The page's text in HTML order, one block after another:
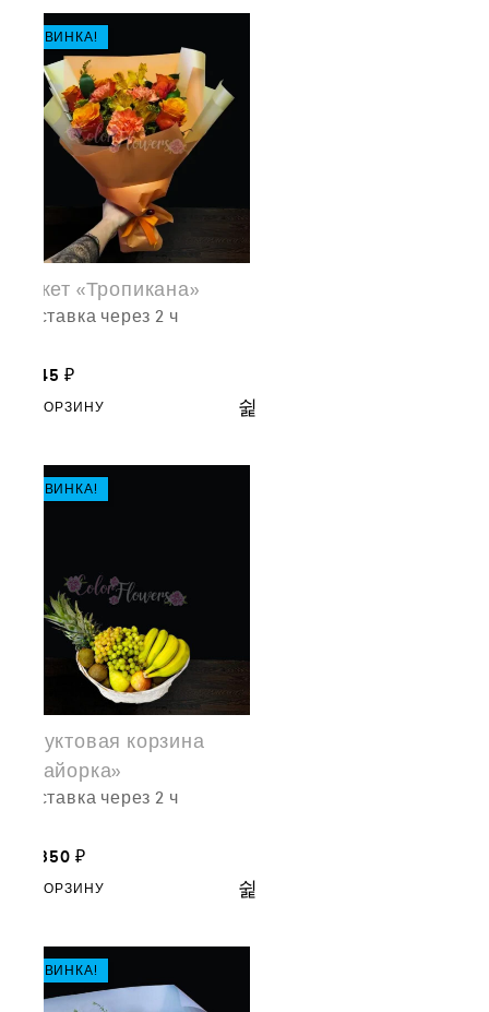
НОВИНКА!
Букет «Тропикана»
доставка через 2 ч
9,145 ₽
В КОРЗИНУ
НОВИНКА!
Фруктовая корзина
«Майорка»
доставка через 2 ч
10,850 ₽
В КОРЗИНУ
НОВИНКА!